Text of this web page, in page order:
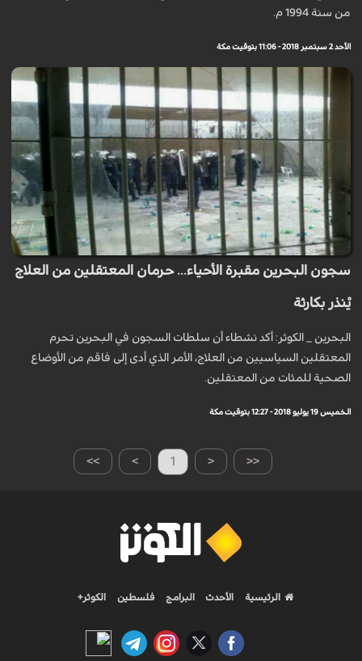
من سنة 1994 م.
الأحد 2 سبتمبر 2018 - 11:06 بتوقيت مكة
سجون البحرين مقبرة الأحياء... حرمان المعتقلين من العلاج
يْنذر بكارثة
البحرين _ الكوثر: أكد نشطاء أن سلطات السجون في البحرين تحرم
المعتقلين السياسيين من العلاج، الأمر الذي أدى إلى فاقم من الأوضاع
الصحية للمئات من المعتقلين.
الخميس 19 يوليو 2018 - 12:27 بتوقيت مكة
>> > 1 < <<
الرئيسية الأحدث البرامج فلسطين الكوثر+